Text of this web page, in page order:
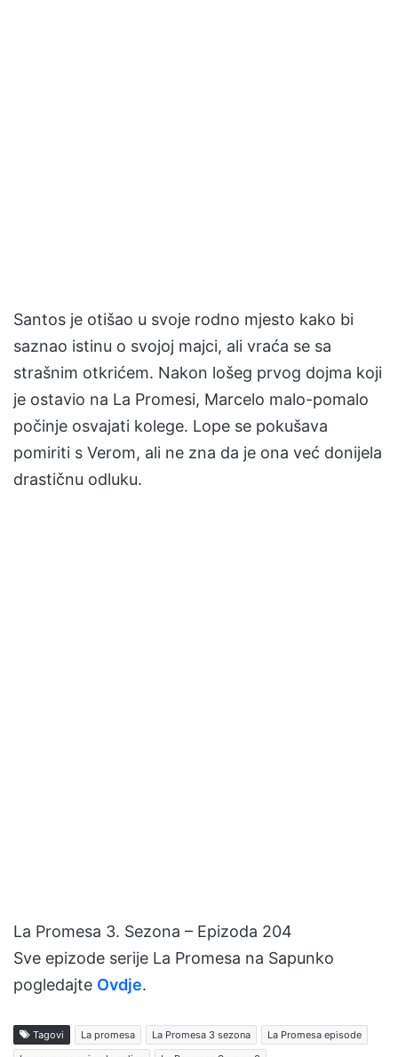
Santos je otišao u svoje rodno mjesto kako bi
saznao istinu o svojoj majci, ali vraća se sa
strašnim otkrićem. Nakon lošeg prvog dojma koji
je ostavio na La Promesi, Marcelo malo-pomalo
počinje osvajati kolege. Lope se pokušava
pomiriti s Verom, ali ne zna da je ona već donijela
drastičnu odluku.
La Promesa 3. Sezona – Epizoda 204
Sve epizode serije La Promesa na Sapunko
pogledajte Ovdje.
Tagovi La promesa La Promesa 3 sezona
La Promesa episode